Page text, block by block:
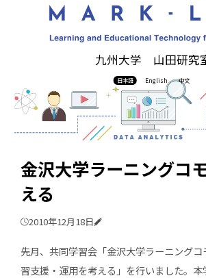
九州大学 山田研究
日本語 English 中文
金沢大学ラーニングコ
える
2010年12月18日
先月、共同学習会「金沢大学ラーニング
習支援・運用を考える」を行いました。